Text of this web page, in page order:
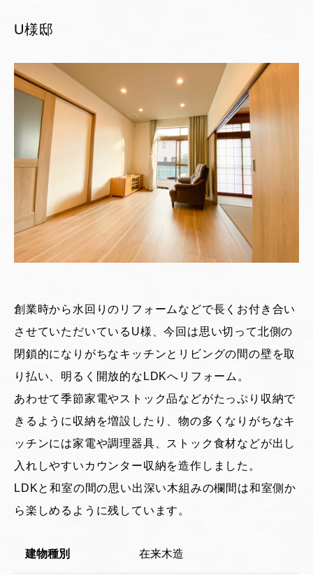
U様邸
創業時から水回りのリフォームなどで長くお付き合い
させていただいているU様、今回は思い切って北側の
閉鎖的になりがちなキッチンとリビングの間の壁を取
り払い、明るく開放的なLDKへリフォーム。
あわせて季節家電やストック品などがたっぷり収納で
きるように収納を増設したり、物の多くなりがちなキ
ッチンには家電や調理器具、ストック食材などが出し
入れしやすいカウンター収納を造作しました。
LDKと和室の間の思い出深い木組みの欄間は和室側か
ら楽しめるように残しています。
建物種別 在来木造